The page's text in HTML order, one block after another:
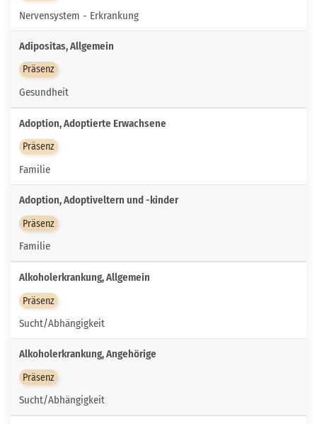
Nervensystem - Erkrankung
Adipositas, Allgemein
Präsenz
Gesundheit
Adoption, Adoptierte Erwachsene
Präsenz
Familie
Adoption, Adoptiveltern und -kinder
Präsenz
Familie
Alkoholerkrankung, Allgemein
Präsenz
Sucht/Abhängigkeit
Alkoholerkrankung, Angehörige
Präsenz
Sucht/Abhängigkeit